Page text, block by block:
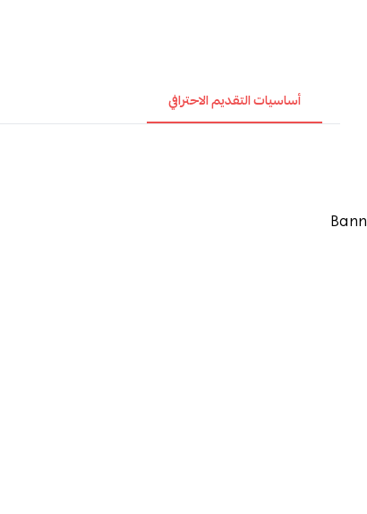
أساسيات التقديم الاحترافي